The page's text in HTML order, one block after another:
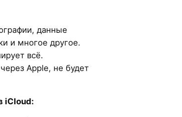
данные
и многое другое.
всё.
Apple, не будет
iCloud: